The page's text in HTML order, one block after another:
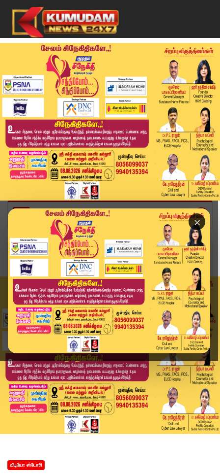
×
Home
வீடியோ ஸ்டோரி
District News | 08 May 2026 | Tamil News Today ...
வீடியோ ஸ்டோரி